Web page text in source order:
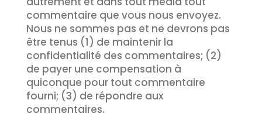
commentaire que vous nous envoyez.
Nous ne sommes pas et ne devrons pas
être tenus (1) de maintenir la
confidentialité des commentaires; (2)
de payer une compensation à
quiconque pour tout commentaire
fourni; (3) de répondre aux
commentaires.